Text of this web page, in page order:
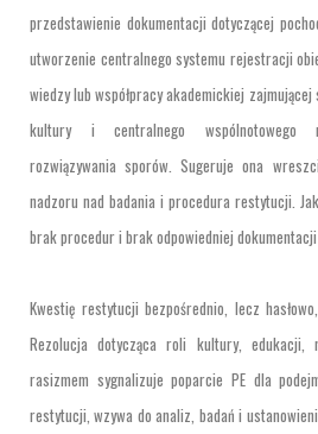
przedstawienie dokumentacji dotyczącej
utworzenie centralnego systemu rejestracji
wiedzy lub współpracy akademickiej
kultury i centralnego wspólnotowego
rozwiązywania sporów. Sugeruje ona
nadzoru nad badania i procedura restytucji.
brak procedur i brak odpowiedniej
Kwestię restytucji bezpośrednio, lecz
Rezolucja dotycząca roli kultury,
rasizmem sygnalizuje poparcie PE dla
restytucji, wzywa do analiz, badań i